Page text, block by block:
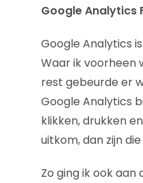
Google Analytics
Google Analytics
Waar ik voorheen
rest gebeurde er
Google Analytics
klikken, drukken
uitkom, dan zijn
Zo ging ik ook